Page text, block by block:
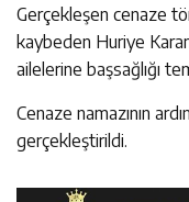
Gerçekleşen cenaze
kaybeden Huriye
ailelerine başsağlığı
Cenaze namazının
gerçekleştirildi.